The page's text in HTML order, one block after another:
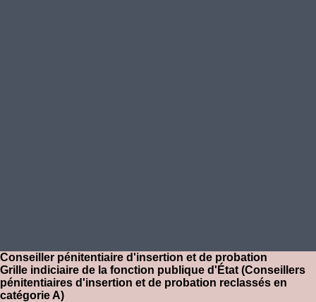
Conseiller pénitentiaire d'insertion et de probation
Grille indiciaire de la fonction publique d'État (Conseillers
pénitentiaires d'insertion et de probation reclassés en
catégorie A)